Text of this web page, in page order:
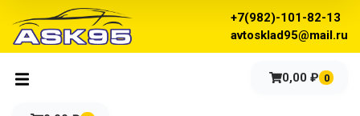
+7(982)-101-82-13
avtosklad95@mail.ru
0,00 ₽ 0